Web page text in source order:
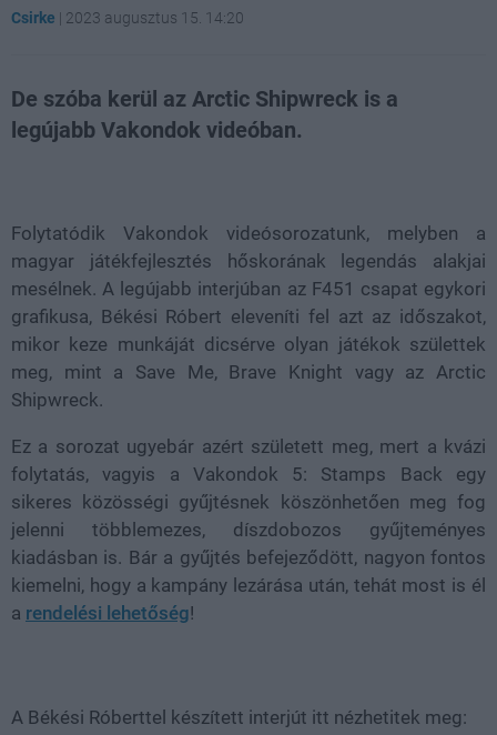
Csirke | 2023 augusztus 15. 14:20
De szóba kerül az Arctic Shipwreck is a
legújabb Vakondok videóban.
Folytatódik Vakondok videósorozatunk, melyben a
magyar játékfejlesztés hőskorának legendás alakjai
mesélnek. A legújabb interjúban az F451 csapat egykori
grafikusa, Békési Róbert eleveníti fel azt az időszakot,
mikor keze munkáját dicsérve olyan játékok születtek
meg, mint a Save Me, Brave Knight vagy az Arctic
Shipwreck.
Ez a sorozat ugyebár azért született meg, mert a kvázi
folytatás, vagyis a Vakondok 5: Stamps Back egy
sikeres közösségi gyűjtésnek köszönhetően meg fog
jelenni többlemezes, díszdobozos gyűjteményes
kiadásban is. Bár a gyűjtés befejeződött, nagyon fontos
kiemelni, hogy a kampány lezárása után, tehát most is él
a rendelési lehetőség!
A Békési Róberttel készített interjút itt nézhetitek meg: